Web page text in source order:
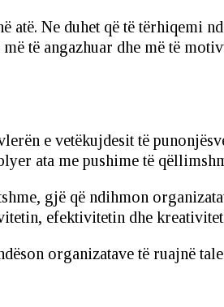
atë. Ne duhet që të tërhiqemi
të angazhuar dhe më të
e vetëkujdesit të
ata me pushime të
gjë që ndihmon
efektivitetin dhe
organizatave të ruajnë